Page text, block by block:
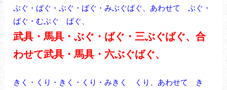
ぶぐ・ばぐ・ぶぐ・ばぐ・みぶぐばぐ、あわせて ぶぐ・
ばぐ・むぶぐ ばぐ、
武具・馬具・ぶぐ・ばぐ・三ぶぐばぐ、合
わせて武具・馬具・六ぶぐばぐ、
きく・くり・きく・くり・みきく くり、あわせて き